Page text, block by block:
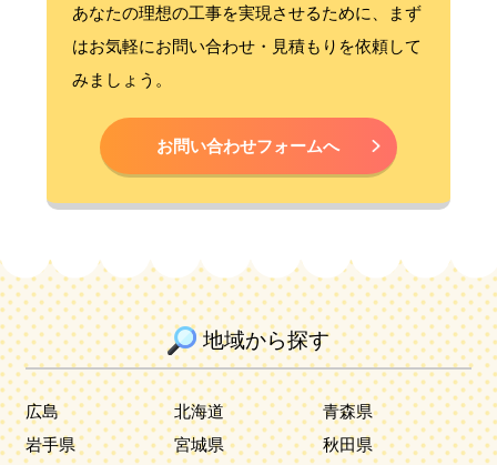
あなたの理想の工事を実現させるために、まず
はお気軽にお問い合わせ・見積もりを依頼して
みましょう。
お問い合わせフォームへ
地域から探す
広島 北海道
青森県
岩手県
宮城県
秋田県